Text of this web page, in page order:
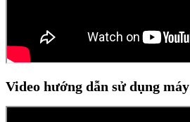
Video hướng dẫn sử dụng máy